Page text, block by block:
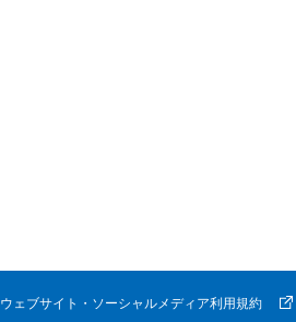
ウェブサイト・ソーシャルメディア利用規約